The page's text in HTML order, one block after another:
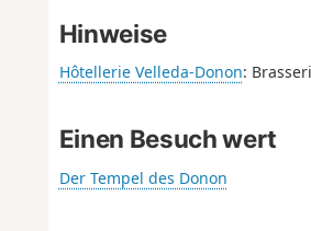
Hinweise
Hôtellerie Velleda-Donon:
Einen Besuch wert
Der Tempel des Donon